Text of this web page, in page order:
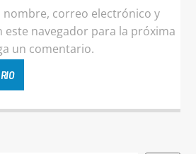
nombre, correo electrónico y
este navegador para la próxima
un comentario.